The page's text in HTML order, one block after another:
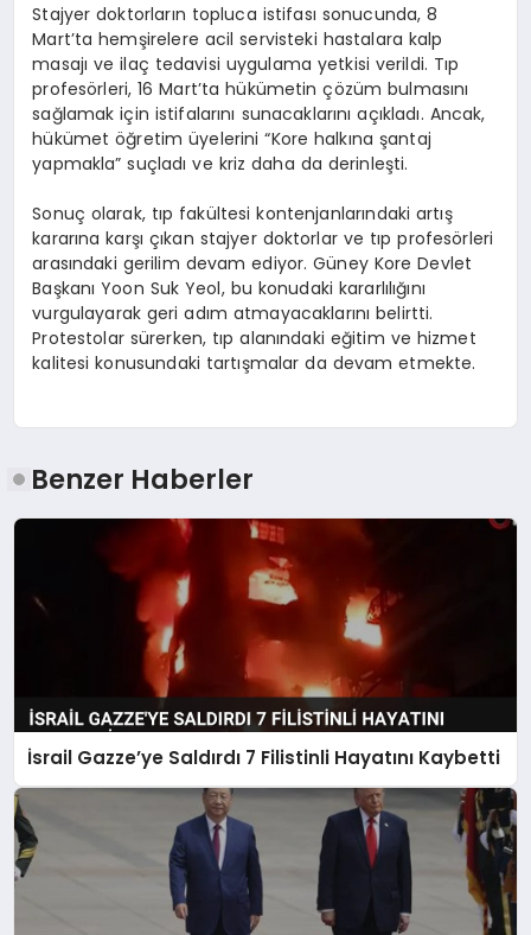
Stajyer doktorların topluca istifası sonucunda, 8
Mart’ta hemşirelere acil servisteki hastalara kalp
masajı ve ilaç tedavisi uygulama yetkisi verildi. Tıp
profesörleri, 16 Mart’ta hükümetin çözüm bulmasını
sağlamak için istifalarını sunacaklarını açıkladı. Ancak,
hükümet öğretim üyelerini “Kore halkına şantaj
yapmakla” suçladı ve kriz daha da derinleşti.
Sonuç olarak, tıp fakültesi kontenjanlarındaki artış
kararına karşı çıkan stajyer doktorlar ve tıp profesörleri
arasındaki gerilim devam ediyor. Güney Kore Devlet
Başkanı Yoon Suk Yeol, bu konudaki kararlılığını
vurgulayarak geri adım atmayacaklarını belirtti.
Protestolar sürerken, tıp alanındaki eğitim ve hizmet
kalitesi konusundaki tartışmalar da devam etmekte.
Benzer Haberler
İsrail Gazze’ye Saldırdı 7 Filistinli Hayatını Kaybetti